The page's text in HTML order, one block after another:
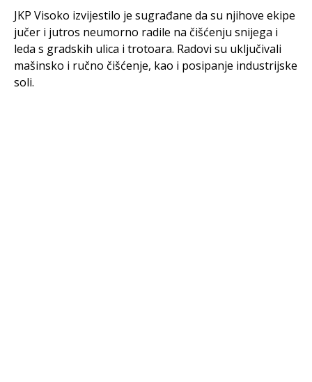
JKP Visoko izvijestilo je sugrađane da su njihove ekipe
jučer i jutros neumorno radile na čišćenju snijega i
leda s gradskih ulica i trotoara. Radovi su uključivali
mašinsko i ručno čišćenje, kao i posipanje industrijske
soli.